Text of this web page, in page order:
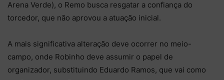
Arena Verde), o Remo busca resgatar a confiança do
torcedor, que não aprovou a atuação inicial.
A mais significativa alteração deve ocorrer no meio-
campo, onde Robinho deve assumir o papel de
organizador, substituindo Eduardo Ramos, que vai como